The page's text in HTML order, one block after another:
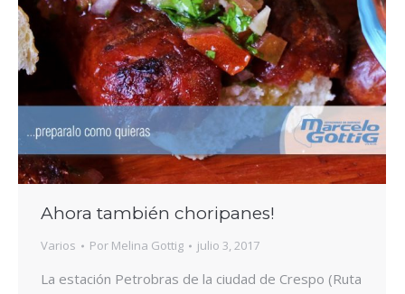
Ahora también choripanes!
Varios Por Melina Gottig julio 3, 2017
La estación Petrobras de la ciudad de Crespo (Ruta